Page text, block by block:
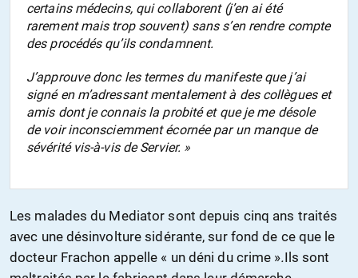
certains médecins, qui collaborent (j’en ai été
rarement mais trop souvent) sans s’en rendre compte
des procédés qu’ils condamnent.
J’approuve donc les termes du manifeste que j’ai
signé en m’adressant mentalement à des collègues et
amis dont je connais la probité et que je me désole
de voir inconsciemment écornée par un manque de
sévérité vis-à-vis de Servier. »
Les malades du Mediator sont depuis cinq ans traités
avec une désinvolture sidérante, sur fond de ce que le
docteur Frachon appelle « un déni du crime ».Ils sont